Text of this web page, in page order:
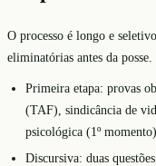
O processo é longo e
eliminatórias antes da posse.
Primeira etapa: provas
(TAF), sindicância de
psicológica (1º
Discursiva: duas